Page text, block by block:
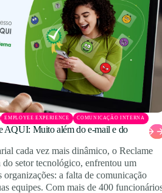
EMPLOYEE EXPERIENCE COMUNICAÇÃO INTERNA
AQUI: Muito além do e-mail e do
cada vez mais dinâmico, o Reclame
setor tecnológico, enfrentou um
a falta de comunicação
equipes. Com mais de 400